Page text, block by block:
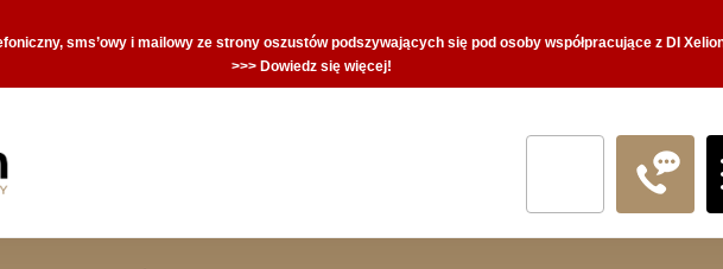
sms’owy i mailowy ze strony oszustów podszywających się pod osoby współpracujące z DI
>>> Dowiedz się więcej!